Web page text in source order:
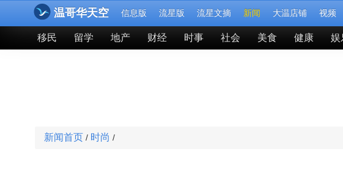
温哥华天空 信息版 流星版 流星文摘 新闻 大温店铺 视频
移民 留学 地产 财经 时事 社会 美食 健康 娱
新闻首页 / 时尚 /